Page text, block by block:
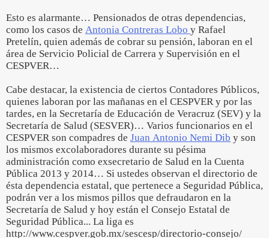
Esto es alarmante… Pensionados de otras dependencias,
como los casos de Antonia Contreras Lobo y Rafael
Pretelín, quien además de cobrar su pensión, laboran en el
área de Servicio Policial de Carrera y Supervisión en el
CESPVER…
Cabe destacar, la existencia de ciertos Contadores Públicos,
quienes laboran por las mañanas en el CESPVER y por las
tardes, en la Secretaría de Educación de Veracruz (SEV) y la
Secretaría de Salud (SESVER)… Varios funcionarios en el
CESPVER son compadres de Juan Antonio Nemi Dib y son
los mismos excolaboradores durante su pésima
administración como exsecretario de Salud en la Cuenta
Pública 2013 y 2014… Si ustedes observan el directorio de
ésta dependencia estatal, que pertenece a Seguridad Pública,
podrán ver a los mismos pillos que defraudaron en la
Secretaría de Salud y hoy están el Consejo Estatal de
Seguridad Pública... La liga es
http://www.cespver.gob.mx/sescesp/directorio-consejo/